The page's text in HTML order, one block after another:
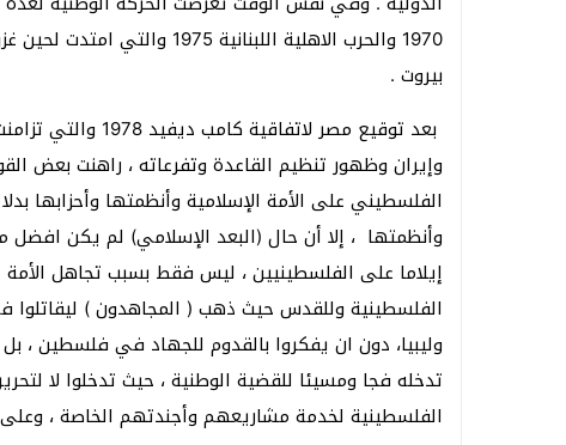
بيروت .
بعد توقيع مصر
وإيران وظهور تنظيم القاعدة وتفرعاته ، راهنت
الفلسطيني على الأمة الإسلامية وأنظمتها وأحزابها
وأنظمتها ، إلا أن حال (البعد الإسلامي) لم يكن افضل
إيلاما على الفلسطينيين ، ليس فقط بسبب تجاهل الأمة
الفلسطينية وللقدس حيث ذهب ( المجاهدون )
وليبيا، دون ان يفكروا بالقدوم للجهاد في فلسطين
تدخله فجا ومسيئا للقضية الوطنية ، حيث تدخلوا لا
الفلسطينية لخدمة مشاريعهم وأجندتهم الخاصة ،